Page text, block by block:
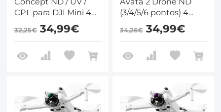
CPL para DJI Mini 4
Pro 4 Pack (CPL, UV,
ND8 e ND16)
32,25€34,99€
(3/4/5/6 pontos) 4
pacotes compatíveis
com DJI Avata 2,
densidade neutra
34,26€34,99€